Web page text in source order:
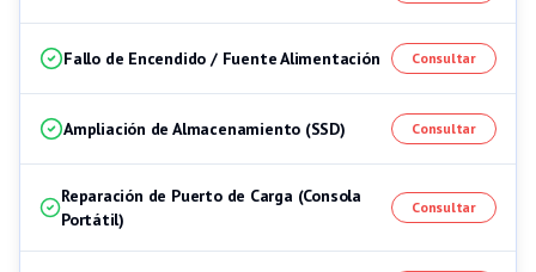
Fallo de Encendido / Fuente Alimentación Consultar
Ampliación de Almacenamiento (SSD) Consultar
Reparación de Puerto de Carga (Consola
Portátil)
Consultar